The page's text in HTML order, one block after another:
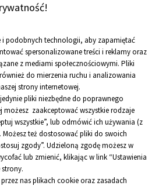
celu marketingowym.
Pomoc
Informacje
O firmie
Kontakt
12 656 10 26
podobnych technologii, aby zapamiętać
spersonalizowane treści i reklamy oraz
z mediami społecznościowymi. Pliki
do mierzenia ruchu i analizowania
strony internetowej.
pliki niezbędne do poprawnego
możesz zaakceptować wszystkie rodzaje
wszystkie”, lub odmówić ich używania (z
też dostosować pliki do swoich
zgody”. Udzieloną zgodę możesz w
lub zmienić, klikając w link “Ustawienia
nas plikach cookie oraz zasadach